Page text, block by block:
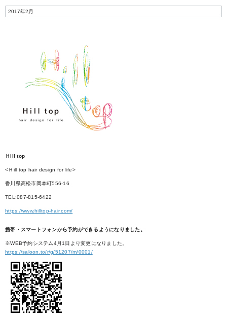
Ｈill top
<Ｈill top hair design for life>
香川県高松市岡本町556-16
TEL:087-815-6422
https://www.hilltop-hair.com/
携帯・スマートフォンから予約ができるようになりました。
※WEB予約システム4月1日より変更になりました。
https://saloon.to/r/g/51207/m/0001/